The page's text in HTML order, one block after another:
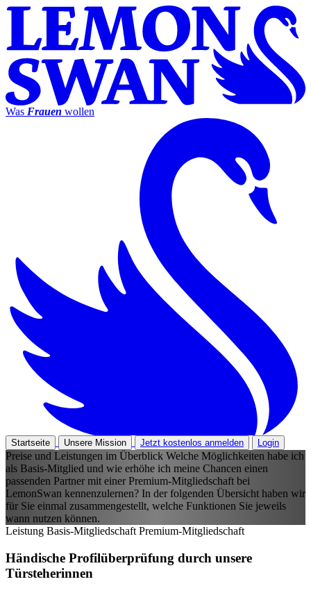
Was Frauen wollen
Startseite Unsere Mission Jetzt kostenlos anmelden Login
Preise und Leistungen im Überblick Welche Möglichkeiten habe ich
als Basis-Mitglied und wie erhöhe ich meine Chancen einen
passenden Partner mit einer Premium-Mitgliedschaft bei
LemonSwan kennenzulernen? In der folgenden Übersicht haben wir
für Sie einmal zusammengestellt, welche Funktionen Sie jeweils
wann nutzen können.
Leistung Basis-MitgliedschaftPremium-Mitgliedschaft
Händische Profilüberprüfung durch unsere
Türsteherinnen